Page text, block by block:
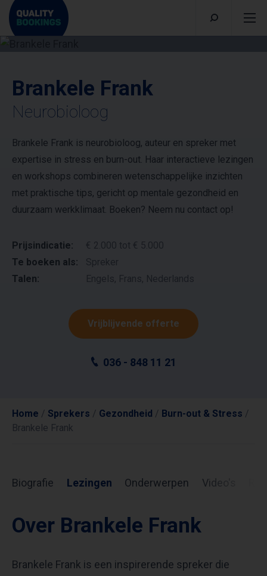
Brankele Frank
Neurobioloog
Brankele Frank is neurobioloog, auteur en spreker met
expertise in stress en burn-out. Haar interactieve lezingen
en workshops combineren wetenschappelijke inzichten
met praktische tips, gericht op mentale gezondheid en
duurzaam werkklimaat. Boeken? Neem nu contact op!
Prijsindicatie:
€ 2.000 tot € 5.000
Te boeken als:
Spreker
Talen:
Engels, Frans, Nederlands
Vrijblijvende offerte
036 - 848 11 21
Home / Sprekers / Gezondheid / Burn-out & Stress /
Brankele Frank
Biografie Lezingen Onderwerpen Video's
Over Brankele Frank
Brankele Frank is een inspirerende spreker die